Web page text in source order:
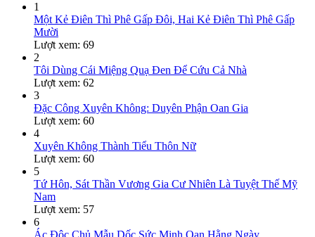
1
Một Kẻ Điên Thì Phê Gấp Đôi, Hai Kẻ Điên Thì Phê Gấp
Mười
Lượt xem: 69
2
Tôi Dùng Cái Miệng Quạ Đen Để Cứu Cả Nhà
Lượt xem: 62
3
Đặc Công Xuyên Không: Duyên Phận Oan Gia
Lượt xem: 60
4
Xuyên Không Thành Tiểu Thôn Nữ
Lượt xem: 60
5
Tứ Hôn, Sát Thần Vương Gia Cư Nhiên Là Tuyệt Thế Mỹ
Nam
Lượt xem: 57
6